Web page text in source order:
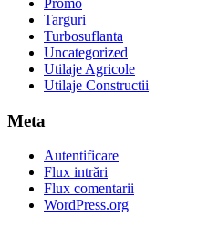
Promo
Targuri
Turbosuflanta
Uncategorized
Utilaje Agricole
Utilaje Constructii
Meta
Autentificare
Flux intrări
Flux comentarii
WordPress.org